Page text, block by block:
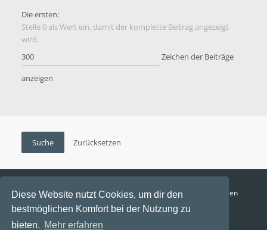
Diese Website nutzt Cookies, um dir den
bestmöglichen Komfort bei der Nutzung zu
bieten. Mehr erfahren
Die ersten:
Stelle 0 als Wert ein, damit der komplette Beitrag angezeigt
wird.
Zeichen der Beiträge
anzeigen
Funga Austria FAQ Datenschutz
Nutzungsbedingungen
Alle Zeiten sind UTC+02:00
Aktuelle Zeit: 8. August 2026, 14:36